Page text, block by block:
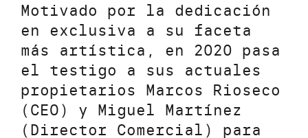
Motivado por la dedicación
en exclusiva a su faceta
más artística, en 2020 pasa
el testigo a sus actuales
propietarios Marcos Rioseco
(CEO) y Miguel Martínez
(Director Comercial) para